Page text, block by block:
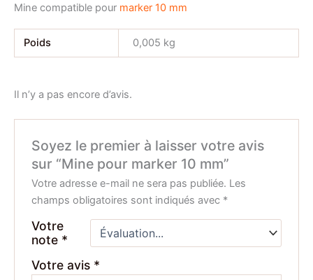
Mine compatible pour marker 10 mm
Poids 0,005 kg
Il n’y a pas encore d’avis.
Soyez le premier à laisser votre avis
sur “Mine pour marker 10 mm”
Votre adresse e-mail ne sera pas publiée. Les
champs obligatoires sont indiqués avec *
Votre
note *
Votre avis *